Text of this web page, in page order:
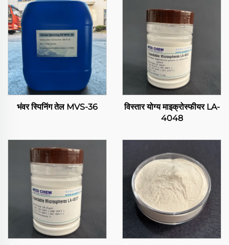
भंवर स्पिनिंग तेल MVS-36
विस्तार योग्य माइक्रोस्फीयर LA-
4048